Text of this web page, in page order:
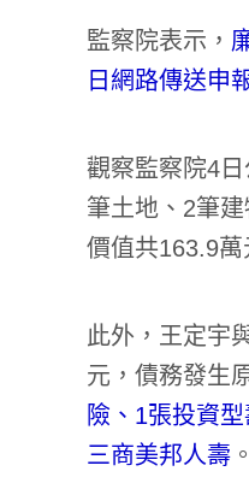
監察院表示，
日網路傳送申
觀察監察院4
筆土地、2筆
價值共163.9萬
此外，王定宇
元，債務發生
險、1張投資
三商美邦人壽 。